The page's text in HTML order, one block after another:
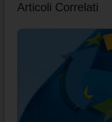
Articoli Correlati